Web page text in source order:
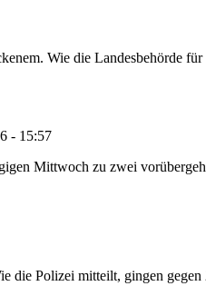
Wie die Landesbehörde
- 15:57
Mittwoch zu zwei
die Polizei mitteilt, gingen